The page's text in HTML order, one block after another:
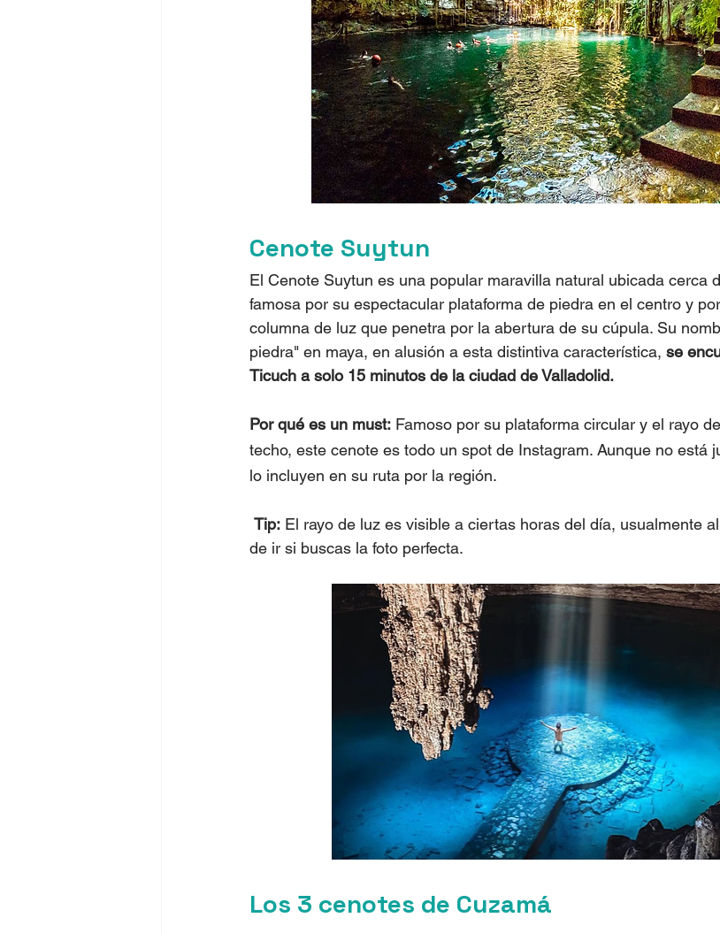
Cenote Suytun
El Cenote Suytun es una popular maravilla natural ubicada cerca
famosa por su espectacular plataforma de piedra en el centro y
columna de luz que penetra por la abertura de su cúpula. Su
piedra" en maya, en alusión a esta distintiva característica, se
Ticuch a solo 15 minutos de la ciudad de Valladolid.
Por qué es un must: Famoso por su plataforma circular y el rayo
techo, este cenote es todo un spot de Instagram. Aunque no está
lo incluyen en su ruta por la región.
Tip: El rayo de luz es visible a ciertas horas del día, usualmente
de ir si buscas la foto perfecta.
Los 3 cenotes de Cuzamá